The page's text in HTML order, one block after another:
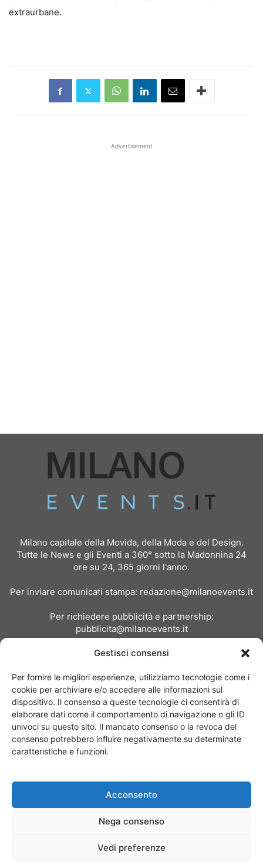
Gestisci consensi
Per fornire le migliori esperienze, utilizziamo tecnologie come i
cookie per archiviare e/o accedere alle informazioni sul
dispositivo. Il consenso a queste tecnologie ci consentirà di
elaborare dati come il comportamento di navigazione o gli ID
univoci su questo sito. Il mancato consenso o la revoca del
consenso potrebbero influire negativamente su determinate
caratteristiche e funzioni.
Acconsento
Nega consenso
Vedi preferenze
extraurbane.
Advertisement
Milano capitale della Movida, della Moda e del Design.
Tutte le News e gli Eventi a 360° sotto la Madonnina 24
ore su 24, 365 giorni l'anno.
Per inviare comunicati stampa: redazione@milanoevents.it
Per richiedere pubblicità e partnership:
pubblicita@milanoevents.it
Chi siamo I Nostri Clienti
© Copyright 2017 - MilanoEvents.it© managed by